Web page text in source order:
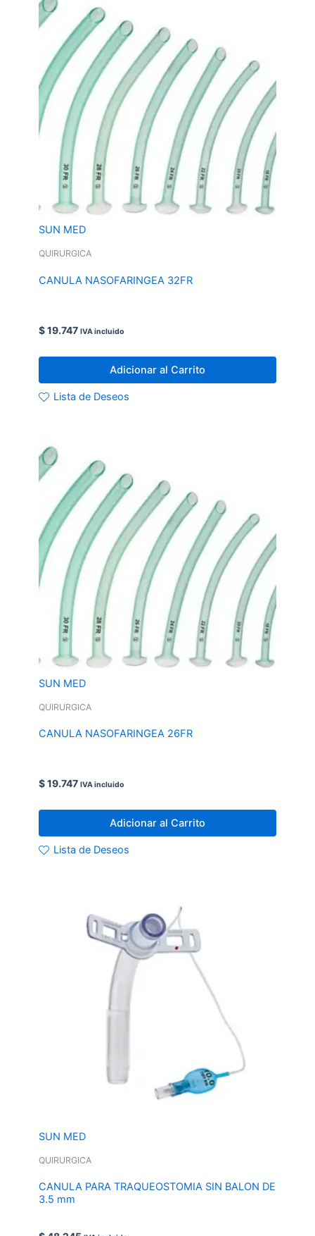
SUN MED
QUIRURGICA
CANULA NASOFARINGEA 32FR
$19.747 IVA incluido
Adicionar al Carrito
Lista de Deseos
SUN MED
QUIRURGICA
CANULA NASOFARINGEA 26FR
$19.747 IVA incluido
Adicionar al Carrito
Lista de Deseos
SUN MED
QUIRURGICA
CANULA PARA TRAQUEOSTOMIA SIN BALON DE
3.5 mm